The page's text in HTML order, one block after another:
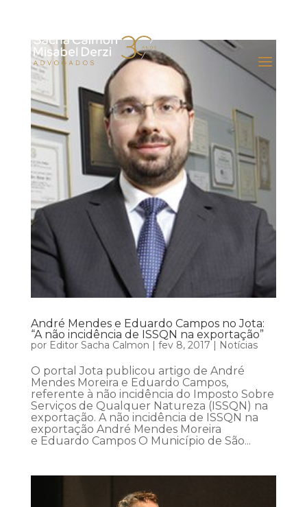
André Mendes e Eduardo Campos no Jota:
“A não incidência de ISSQN na exportação”
por Editor Sacha Calmon | fev 8, 2017 | Notícias
O portal Jota publicou artigo de André
Mendes Moreira e Eduardo Campos,
referente à não incidência do Imposto Sobre
Serviços de Qualquer Natureza (ISSQN) na
exportação. A não incidência de ISSQN na
exportação André Mendes Moreira
e Eduardo Campos O Município de São...